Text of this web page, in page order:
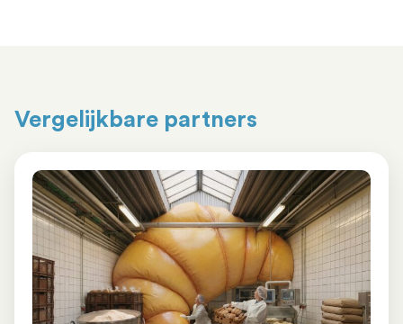
Vergelijkbare partners